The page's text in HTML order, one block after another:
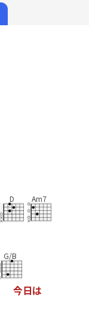
D Am7
G/B
今日は